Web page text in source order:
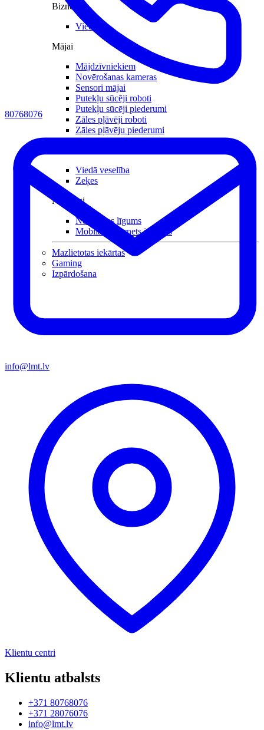
Biznesam
Viedkase
Mājai
Mājdzīvniekiem
Novērošanas kameras
Sensori mājai
Putekļu sūcēji roboti
Putekļu sūcēji piederumi
Zāles pļāvēji roboti
Zāles pļāvēju piederumi
Viedā veselība
Zeķes
Noderīgi
Nomaksas līgums
Mobilais internets iekārtās
Mazlietotas iekārtas
Gaming
Izpārdošana
80768076
info@lmt.lv
Klientu centri
Klientu atbalsts
+371 80768076
+371 28076076
info@lmt.lv